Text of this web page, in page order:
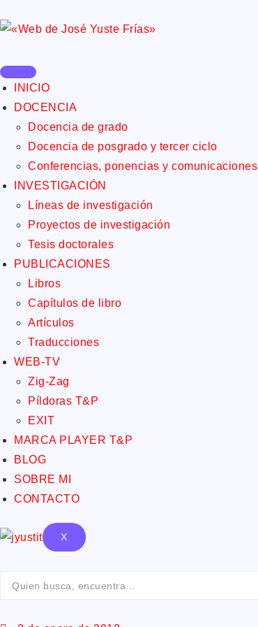
INICIO
DOCENCIA
Docencia de grado
Docencia de posgrado y tercer ciclo
Conferencias, ponencias y comunicaciones
INVESTIGACIÓN
Líneas de investigación
Proyectos de investigación
Tesis doctorales
PUBLICACIONES
Libros
Capítulos de libro
Artículos
Traducciones
WEB-TV
Zig-Zag
Píldoras T&P
EXIT
MARCA PLAYER T&P
BLOG
SOBRE MI
CONTACTO
X